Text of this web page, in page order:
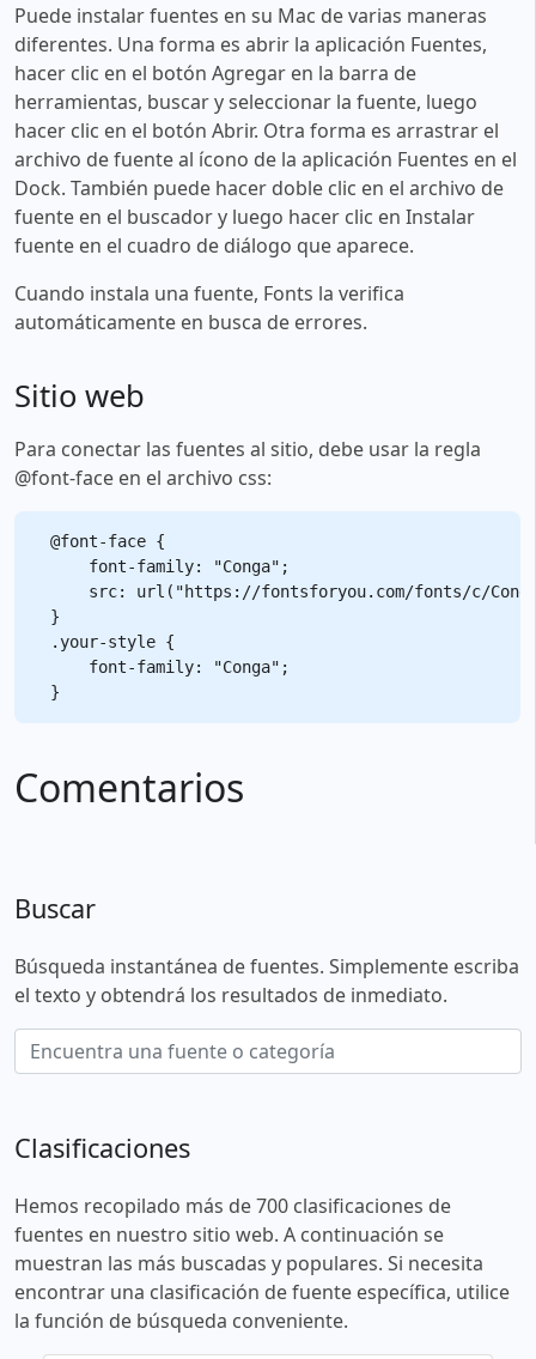
Puede instalar fuentes en su Mac de varias maneras
diferentes. Una forma es abrir la aplicación Fuentes,
hacer clic en el botón Agregar en la barra de
herramientas, buscar y seleccionar la fuente, luego
hacer clic en el botón Abrir. Otra forma es arrastrar el
archivo de fuente al ícono de la aplicación Fuentes en el
Dock. También puede hacer doble clic en el archivo de
fuente en el buscador y luego hacer clic en Instalar
fuente en el cuadro de diálogo que aparece.
Cuando instala una fuente, Fonts la verifica
automáticamente en busca de errores.
Sitio web
Para conectar las fuentes al sitio, debe usar la regla
@font-face en el archivo css:
@font-face {
    font-family: "Conga";
src: url("https://fontsforyou.com/fonts/c/
}
.your-style {
    font-family: "Conga";
Comentarios
Buscar
Búsqueda instantánea de fuentes. Simplemente escriba
el texto y obtendrá los resultados de inmediato.
Clasificaciones
Hemos recopilado más de 700 clasificaciones de
fuentes en nuestro sitio web. A continuación se
muestran las más buscadas y populares. Si necesita
encontrar una clasificación de fuente específica, utilice
la función de búsqueda conveniente.